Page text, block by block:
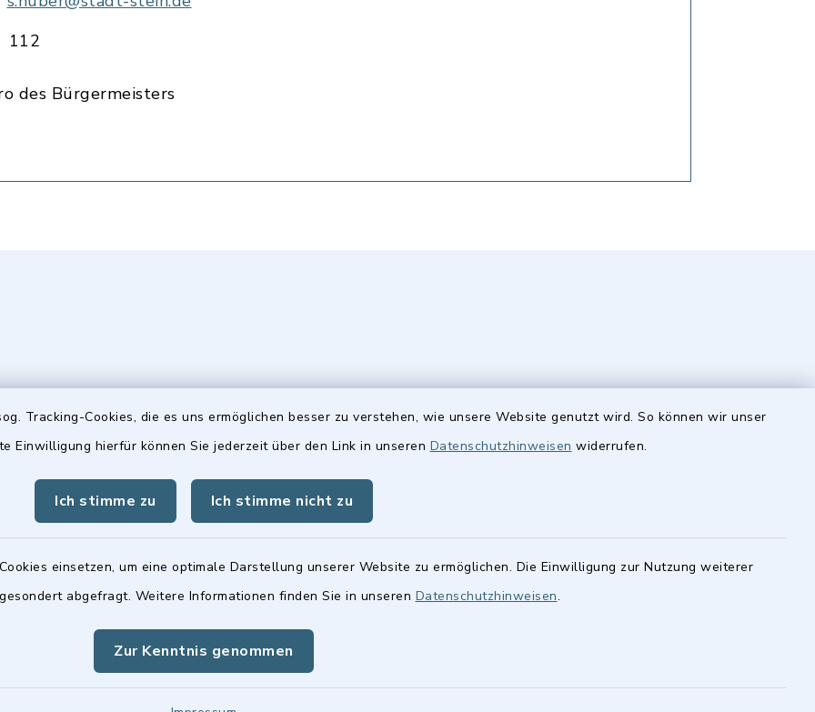
Tracking-Cookies, die es uns ermöglichen besser zu verstehen, wie unsere Website genutzt wird. So können wir unser
Einwilligung hierfür können Sie jederzeit über den Link in unseren Datenschutzhinweisen widerrufen.
Ich stimme zu Ich stimme nicht zu
einsetzen, um eine optimale Darstellung unserer Website zu ermöglichen. Die Einwilligung zur Nutzung weiterer
abgefragt. Weitere Informationen finden Sie in unseren Datenschutzhinweisen.
Zur Kenntnis genommen
112
des Bürgermeisters
Uhr
Hinweis
Die Stadtratsitzungen finden im
Frauenwerk, Deutenbacher
Straße 1, 90547 Stein statt.
Quicklinks
Stellenangebote